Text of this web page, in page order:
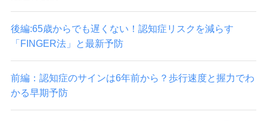
後編:65歳からでも遅くない！認知症リスクを減らす
「FINGER法」と最新予防
前編：認知症のサインは6年前から？歩行速度と握力でわ
かる早期予防